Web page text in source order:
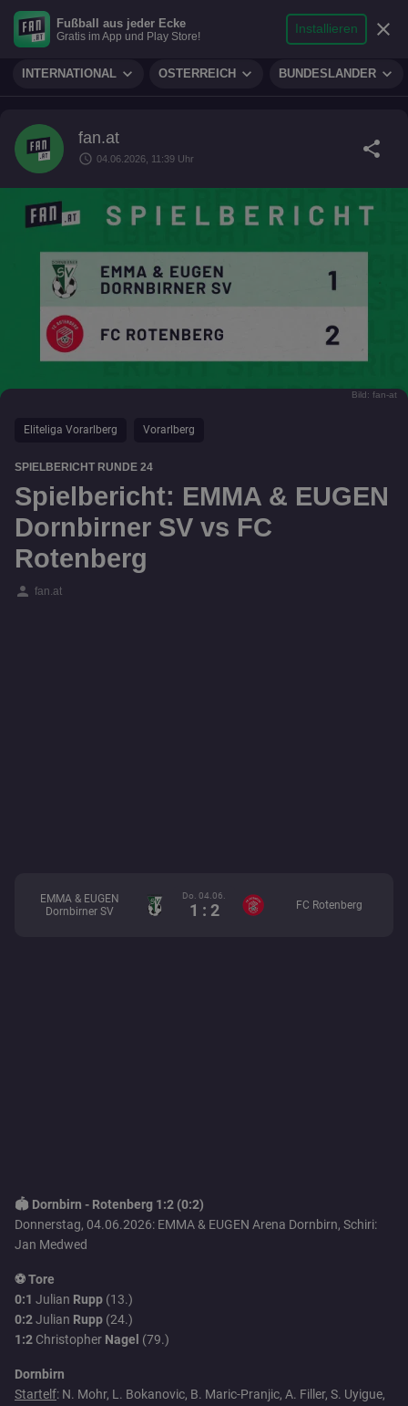
sports_soccer FUSSBALLexpand_more search
Suche
micro
Reporter
person
Login
INTERNATIONAL expand_more ÖSTERREICH expand_more BUNDESLÄNDER expand_more
Fußball aus jeder Ecke
Gratis im App und Play Store!
Installieren close
fan.at
schedule 04.06.2026, 11:39 Uhr share
Bild: fan-at
Eliteliga Vorarlberg Vorarlberg
SPIELBERICHT RUNDE 24
Spielbericht: EMMA & EUGEN
Dornbirner SV vs FC
Rotenberg
person fan.at
EMMA & EUGEN
Dornbirner SV
Do. 04.06.
1 : 2 FC Rotenberg
🏟️ Dornbirn - Rotenberg 1:2 (0:2)
Donnerstag, 04.06.2026: EMMA & EUGEN Arena Dornbirn, Schiri:
Jan Medwed
⚽ Tore
0:1 Julian Rupp (13.)
0:2Julian Rupp (24.)
1:2 Christopher Nagel (79.)
Dornbirn
Startelf: N. Mohr, L. Bokanovic, B. Maric-Pranjic, A. Filler, S. Uyigue,